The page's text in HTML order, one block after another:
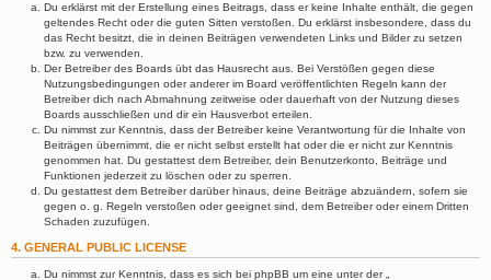
Du erklärst mit der Erstellung eines Beitrags, dass er keine Inhalte enthält, die gegen
geltendes Recht oder die guten Sitten verstoßen. Du erklärst insbesondere, dass du
das Recht besitzt, die in deinen Beiträgen verwendeten Links und Bilder zu setzen
bzw. zu verwenden.
Der Betreiber des Boards übt das Hausrecht aus. Bei Verstößen gegen diese
Nutzungsbedingungen oder anderer im Board veröffentlichten Regeln kann der
Betreiber dich nach Abmahnung zeitweise oder dauerhaft von der Nutzung dieses
Boards ausschließen und dir ein Hausverbot erteilen.
Du nimmst zur Kenntnis, dass der Betreiber keine Verantwortung für die Inhalte von
Beiträgen übernimmt, die er nicht selbst erstellt hat oder die er nicht zur Kenntnis
genommen hat. Du gestattest dem Betreiber, dein Benutzerkonto, Beiträge und
Funktionen jederzeit zu löschen oder zu sperren.
Du gestattest dem Betreiber darüber hinaus, deine Beiträge abzuändern, sofern sie
gegen o. g. Regeln verstoßen oder geeignet sind, dem Betreiber oder einem Dritten
Schaden zuzufügen.
4. GENERAL PUBLIC LICENSE
Du nimmst zur Kenntnis, dass es sich bei phpBB um eine unter der „